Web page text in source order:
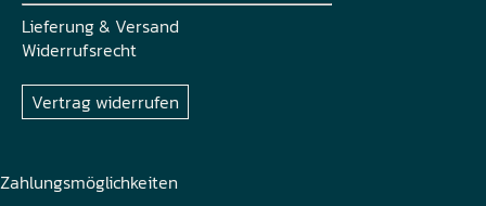
Lieferung & Versand
Widerrufsrecht
Vertrag widerrufen
Zahlungsmöglichkeiten